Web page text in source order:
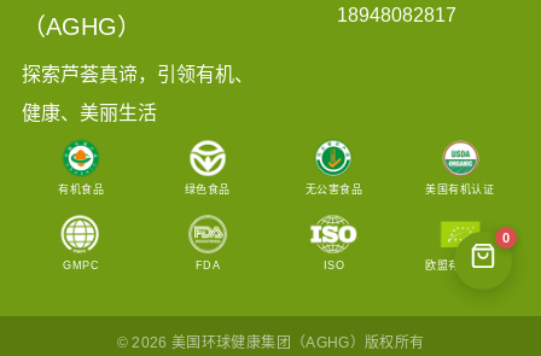
（AGHG）
探索芦荟真谛，引领有机、
健康、美丽生活
18948082817
有机食品 绿色食品 无公害食品 美国有机认证
GMPC FDA ISO 欧盟有机认证
© 2026 美国环球健康集团（AGHG）版权所有
0